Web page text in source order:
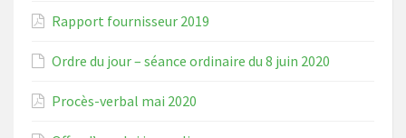
Rapport fournisseur 2019
Ordre du jour – séance ordinaire du 8 juin 2020
Procès-verbal mai 2020